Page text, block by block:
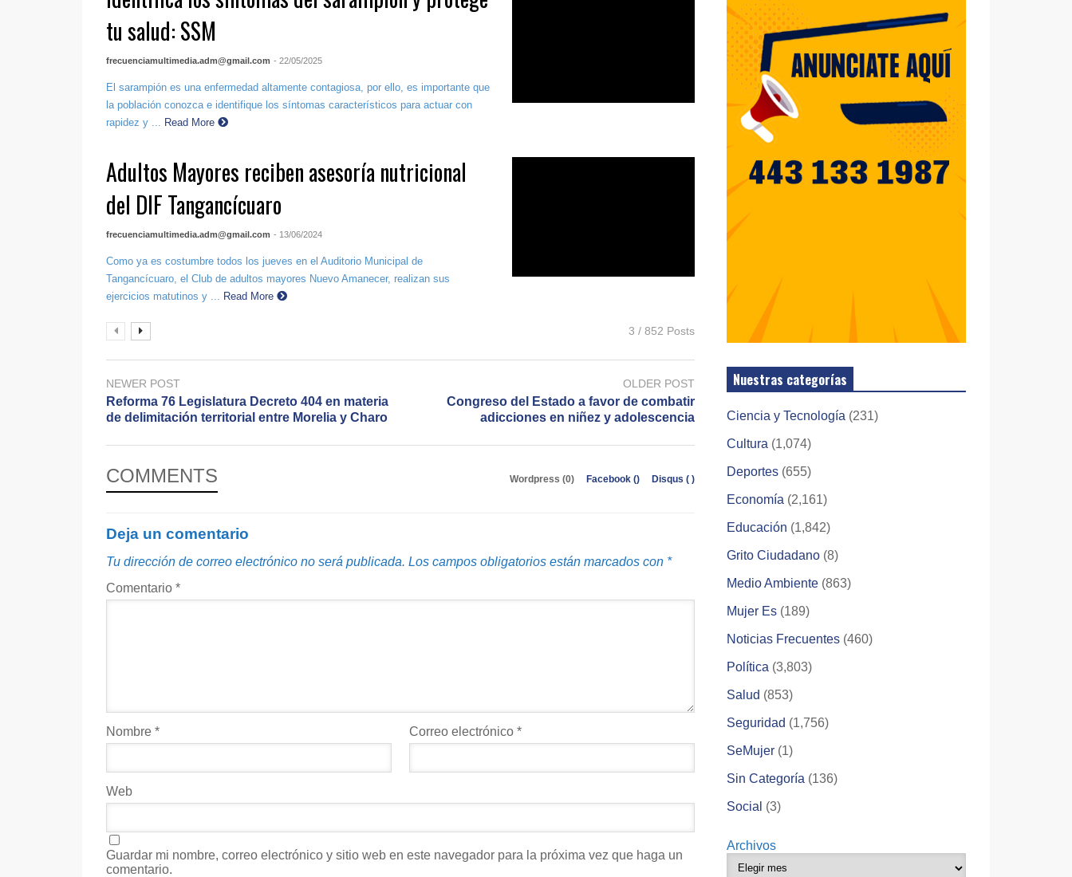
tu salud: SSM
frecuenciamultimedia.adm@gmail.com - 22/05/2025
El sarampión es una enfermedad altamente contagiosa, por ello, es importante que
la población conozca e identifique los síntomas característicos para actuar con
rapidez y ...
Read More
Adultos Mayores reciben asesoría nutricional
del DIF Tangancícuaro
frecuenciamultimedia.adm@gmail.com - 13/06/2024
Como ya es costumbre todos los jueves en el Auditorio Municipal de
Tangancícuaro, el Club de adultos mayores Nuevo Amanecer, realizan sus
ejercicios matutinos y ...
Read More
3 / 852 Posts
NEWER POST
Reforma 76 Legislatura Decreto 404 en materia
de delimitación territorial entre Morelia y Charo
OLDER POST
Congreso del Estado a favor de combatir
adicciones en niñez y adolescencia
COMMENTS Wordpress (0) Facebook () Disqus ( )
Deja un comentario
Tu dirección de correo electrónico no será publicada. Los campos obligatorios están marcados con *
Comentario *
Nombre * Correo electrónico*
Web
Guardar mi nombre, correo electrónico y sitio web en este navegador para la próxima vez que haga un
comentario.
Nuestras categorías
Ciencia y Tecnología (231)
Cultura (1,074)
Deportes (655)
Economía (2,161)
Educación (1,842)
Grito Ciudadano (8)
Medio Ambiente (863)
Mujer Es (189)
Noticias Frecuentes (460)
Política (3,803)
Salud (853)
Seguridad (1,756)
SeMujer (1)
Sin Categoría (136)
Social (3)
Archivos